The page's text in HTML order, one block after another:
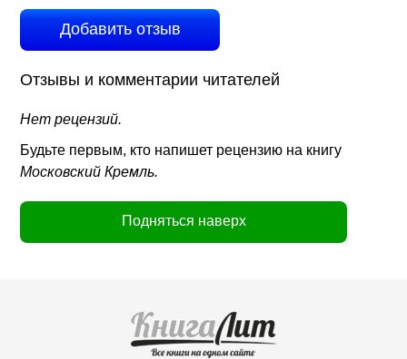
Добавить отзыв
Отзывы и комментарии читателей
Нет рецензий.
Будьте первым, кто напишет рецензию на книгу
Московский Кремль.
Подняться наверх